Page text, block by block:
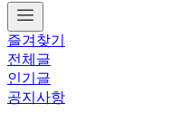
즐겨찾기
전체글
인기글
공지사항